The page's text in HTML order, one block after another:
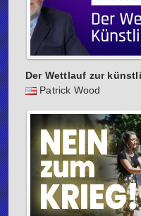
Der Wettlauf zur
Patrick Wood